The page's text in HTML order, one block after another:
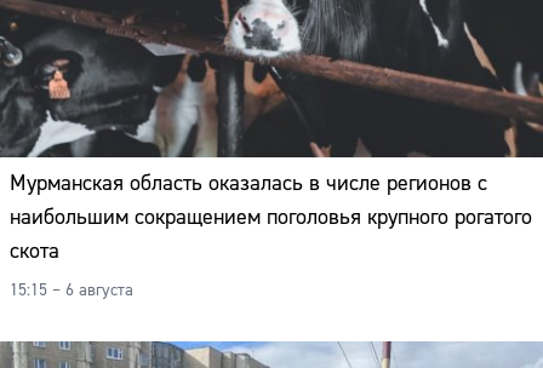
Мурманская область оказалась в числе регионов с
наибольшим сокращением поголовья крупного рогатого
скота
15:15 – 6 августа